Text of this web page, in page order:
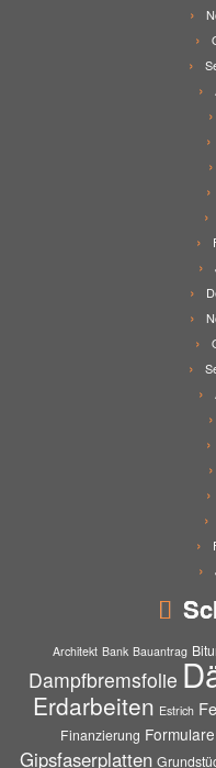
Architekt Bank Bauantrag
Dampfbremsfolie
Erdarbeiten Estrich
Finanzierung Formulare
Gipsfaserplatten